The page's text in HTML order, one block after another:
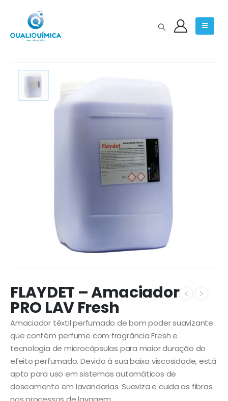
FLAYDET – Amaciador
PRO LAV Fresh
Amaciador têxtil perfumado de bom poder suavizante
que contém perfume com fragrância Fresh e
tecnologia de microcápsulas para maior duração do
efeito perfumado. Devido à sua baixa viscosidade, está
apto para uso em sistemas automáticos de
doseamento em lavandarias. Suaviza e cuida as fibras